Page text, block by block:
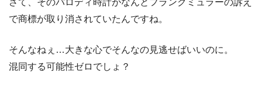
さて、そのパロディ時計がなんとフランクミュラーの訴え
で商標が取り消されていたんですね。
そんなねぇ…大きな心でそんなの見逃せばいいのに。
混同する可能性ゼロでしょ？